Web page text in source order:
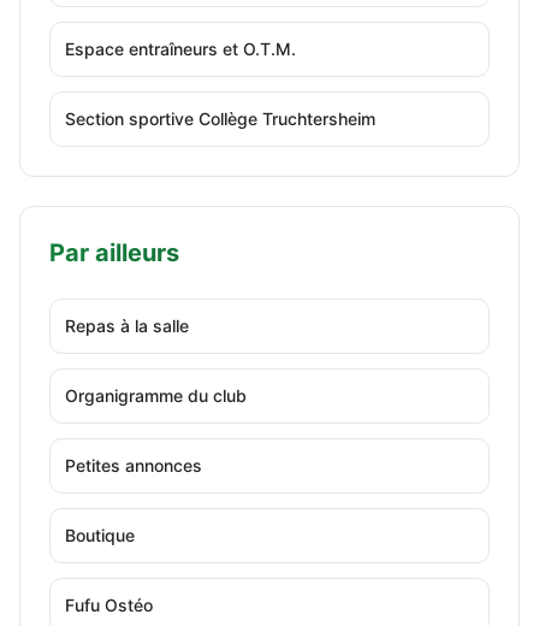
Espace entraîneurs et O.T.M.
Section sportive Collège Truchtersheim
Par ailleurs
Repas à la salle
Organigramme du club
Petites annonces
Boutique
Fufu Ostéo